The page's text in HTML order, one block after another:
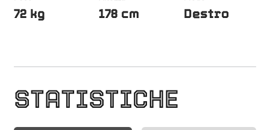
72 kg 178 cm Destro
STATISTICHE